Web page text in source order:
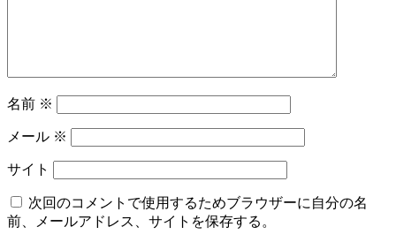
名前 ※
メール ※
サイト
次回のコメントで使用するためブラウザーに自分の名
前、メールアドレス、サイトを保存する。